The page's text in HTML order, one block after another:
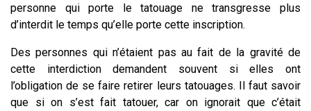
personne qui porte le tatouage ne transgresse plus
d’interdit le temps qu’elle porte cette inscription.
Des personnes qui n’étaient pas au fait de la gravité de
cette interdiction demandent souvent si elles ont
l’obligation de se faire retirer leurs tatouages. Il faut savoir
que si on s’est fait tatouer, car on ignorait que c’était